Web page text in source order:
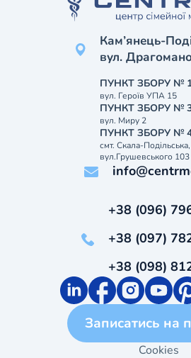
Кам’янець-
вул.
ПУНКТ ЗБОРУ №
вул. Героїв УПА 15
ПУНКТ ЗБОРУ №
вул. Миру 2
ПУНКТ ЗБОРУ №
смт. Скала-Подільська,
вул.Грушевського 103
+38 (096)
+38 (097)
+38 (098)
Записатись на
Cookies